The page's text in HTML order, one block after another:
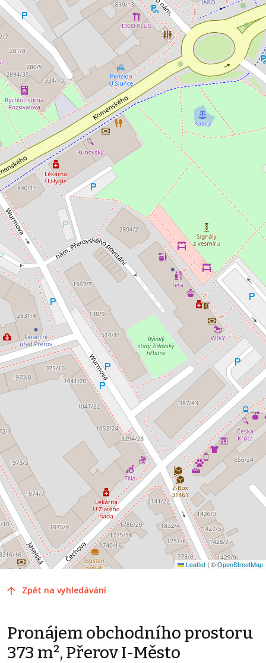
Leaflet | ©OpenStreetMap
Zpět na vyhledávání
Pronájem obchodního prostoru
373 m², Přerov I-Město